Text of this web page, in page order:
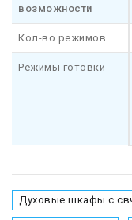
возможности
Кол-во режимов
Режимы готовки
Духовые шкафы с